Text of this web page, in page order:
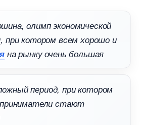
олимп экономической
при котором всем хорошо и
на рынку очень большая
период, при котором
стают